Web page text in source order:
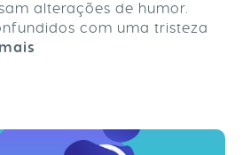
alterações de humor.
com uma tristeza